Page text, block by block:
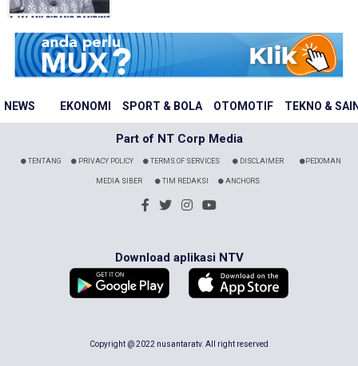
NEWS EKONOMI SPORT & BOLA OTOMOTIF TEKNO &
Part of NT Corp Media
TENTANG PRIVACY POLICY TERMS OF SERVICES DISCLAIMER PEDOMAN
MEDIA SIBER TIM REDAKSI ANCHORS
Download aplikasi NTV
Copyright @ 2022 nusantaratv. All right reserved